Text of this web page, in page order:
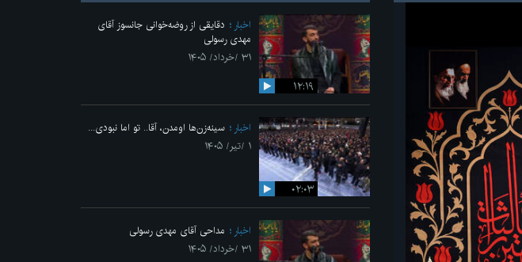
۱۲:۱۹
اخبار
دقایقی از روضه‌خوانی جانسوز آقای
مهدی رسولی
۳۱ /خرداد/ ۱۴۰۵
۰۲:۰۳
اخبار
سینه‌زن‌ها اومدن،‌ آقا.. تو اما نبودی...
۱ /تیر/ ۱۴۰۵
اخبار
مداحی آقای مهدی رسولی
۳۱ /خرداد/ ۱۴۰۵